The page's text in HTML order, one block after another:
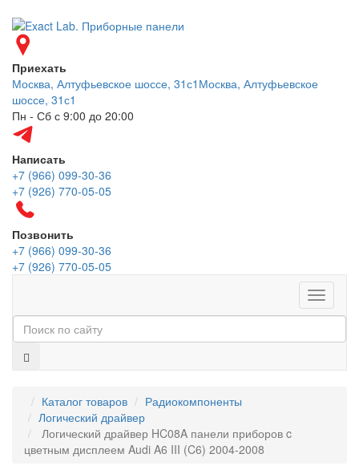
Приехать
Москва, Алтуфьевское шоссе, 31с1 Москва, Алтуфьевское
шоссе, 31с1
Пн - Сб с 9:00 до 20:00
Написать
+7 (966) 099-30-36
+7 (926) 770-05-05
Позвонить
+7 (966) 099-30-36
+7 (926) 770-05-05
Меню
Каталог товаров
Радиокомпоненты
Логический драйвер
Логический драйвер HC08A панели приборов c
цветным дисплеем Audi A6 III (C6) 2004-2008